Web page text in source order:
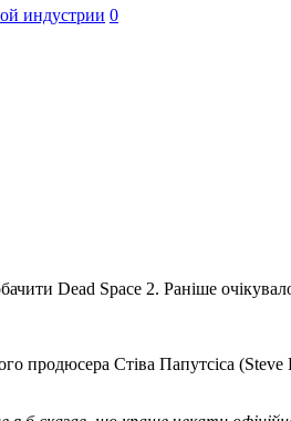
индустрии 0
Dead Space 2. Раніше
продюсера Стіва Папутсіса